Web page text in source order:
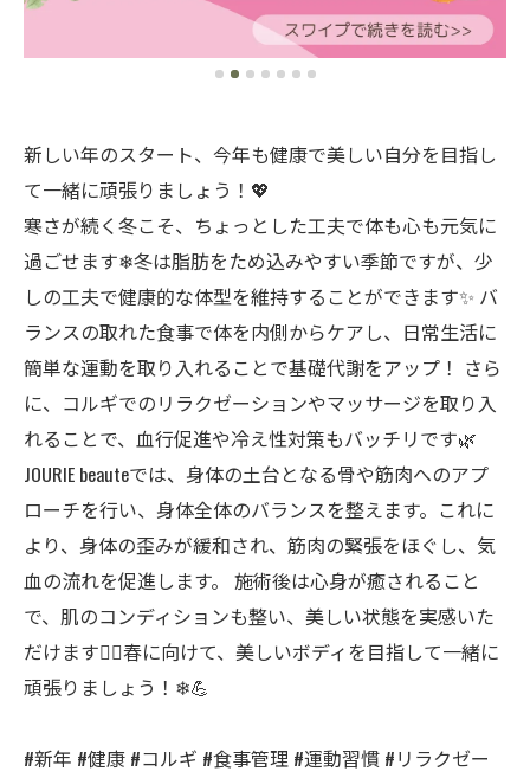
新しい年のスタート、今年も健康で美しい自分を目指し
て一緒に頑張りましょう！💖
寒さが続く冬こそ、ちょっとした工夫で体も心も元気に
過ごせます❄冬は脂肪をため込みやすい季節ですが、少
しの工夫で健康的な体型を維持することができます✨ バ
ランスの取れた食事で体を内側からケアし、日常生活に
簡単な運動を取り入れることで基礎代謝をアップ！ さら
に、コルギでのリラクゼーションやマッサージを取り入
れることで、血行促進や冷え性対策もバッチリです🌿
JOURIE beauteでは、身体の土台となる骨や筋肉へのアプ
ローチを行い、身体全体のバランスを整えます。これに
より、身体の歪みが緩和され、筋肉の緊張をほぐし、気
血の流れを促進します。 施術後は心身が癒されること
で、肌のコンディションも整い、美しい状態を実感いた
だけます💆‍♀春に向けて、美しいボディを目指して一緒に
頑張りましょう！❄💪
#新年 #健康 #コルギ #食事管理 #運動習慣 #リラクゼー